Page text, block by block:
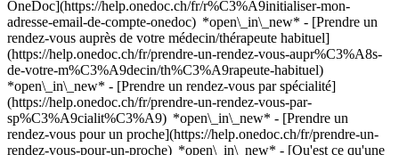
OneDoc](https://help.onedoc.ch/fr/r%C3%A9initialiser-mon-
adresse-email-de-compte-onedoc) *open\_in\_new* - [Prendre un
rendez-vous auprès de votre médecin/thérapeute habituel]
(https://help.onedoc.ch/fr/prendre-un-rendez-vous-aupr%C3%A8s-
de-votre-m%C3%A9decin/th%C3%A9rapeute-habituel)
*open\_in\_new* - [Prendre un rendez-vous par spécialité]
(https://help.onedoc.ch/fr/prendre-un-rendez-vous-par-
sp%C3%A9cialit%C3%A9) *open\_in\_new* - [Prendre un
rendez-vous pour un proche](https://help.onedoc.ch/fr/prendre-un-
rendez-vous-pour-un-proche) *open\_in\_new* - [Qu'est ce qu'une